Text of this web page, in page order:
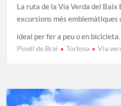
La ruta de la Via Verda del Baix
excursions més emblemàtiques
ideal per fer a peu o en
Pinell de Brai Tortosa Via